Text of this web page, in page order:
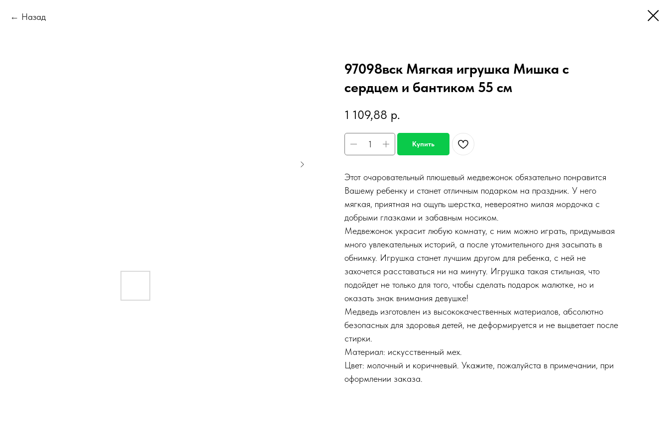
Назад
97098вск Мягкая игрушка Мишка с
сердцем и бантиком 55 см
1 109,88 р.
Купить
Этот очаровательный плюшевый медвежонок обязательно понравится
Вашему ребенку и станет отличным подарком на праздник. У него
мягкая, приятная на ощупь шерстка, невероятно милая мордочка с
добрыми глазками и забавным носиком.
Медвежонок украсит любую комнату, с ним можно играть, придумывая
много увлекательных историй, а после утомительного дня засыпать в
обнимку. Игрушка станет лучшим другом для ребенка, с ней не
захочется расставаться ни на минуту. Игрушка такая стильная, что
подойдет не только для того, чтобы сделать подарок малютке, но и
оказать знак внимания девушке!
Медведь изготовлен из высококачественных материалов, абсолютно
безопасных для здоровья детей, не деформируется и не выцветает после
стирки.
Материал: искусственный мех.
Цвет: молочный и коричневый. Укажите, пожалуйста в примечании, при
оформлении заказа.